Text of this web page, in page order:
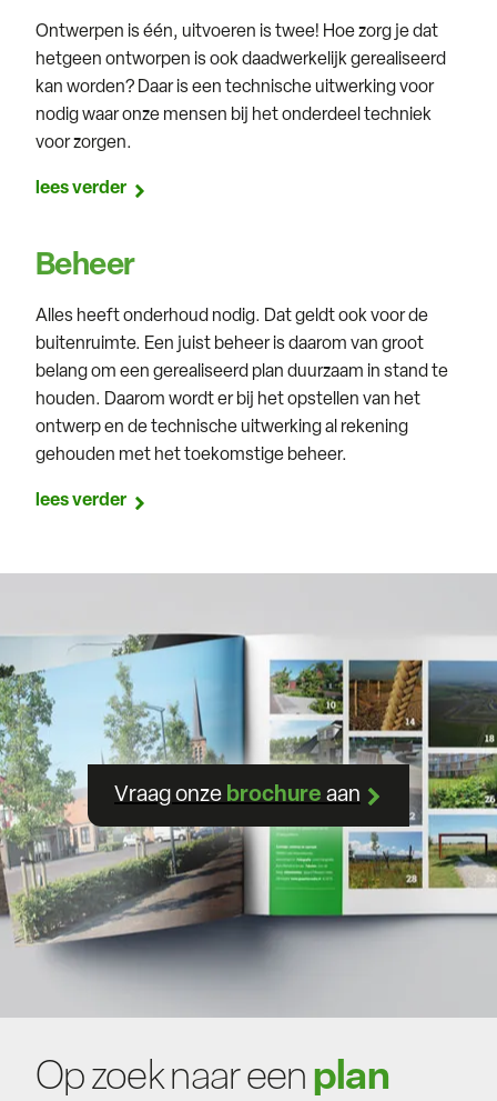
Ontwerpen is één, uitvoeren is twee! Hoe zorg je dat
hetgeen ontworpen is ook daadwerkelijk gerealiseerd
kan worden? Daar is een technische uitwerking voor
nodig waar onze mensen bij het onderdeel techniek
voor zorgen.
lees verder
Beheer
Alles heeft onderhoud nodig. Dat geldt ook voor de
buitenruimte. Een juist beheer is daarom van groot
belang om een gerealiseerd plan duurzaam in stand te
houden. Daarom wordt er bij het opstellen van het
ontwerp en de technische uitwerking al rekening
gehouden met het toekomstige beheer.
lees verder
Vraag onze brochure aan
Op zoek naar een plan